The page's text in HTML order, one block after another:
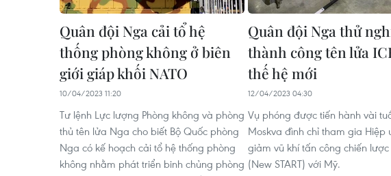
Quân đội Nga cải tổ hệ
thống phòng không ở biên
giới giáp khối NATO
10/04/2023 11:20
Tư lệnh Lực lượng Phòng không và phòng
thủ tên lửa Nga cho biết Bộ Quốc phòng
Nga có kế hoạch cải tổ hệ thống phòng
không nhằm phát triển binh chủng phòng
Quân đội Nga thử
thành công tên lửa
thế hệ mới
12/04/2023 04:30
Vụ phóng được tiến hành vài
Moskva đình chỉ tham gia Hiệp
giảm vũ khí tấn công chiến
(New START) với Mỹ.